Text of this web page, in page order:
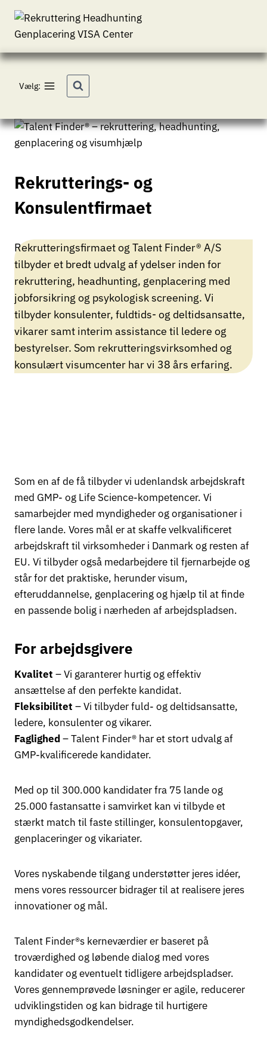
Fortsæt
indhold
Vælg:
Rekrutterings- og
Konsulentfirmaet
Rekrutteringsfirmaet og Talent Finder® A/S
tilbyder et bredt udvalg af ydelser inden for
rekruttering, headhunting, genplacering med
jobforsikring og psykologisk screening. Vi
tilbyder konsulenter, fuldtids- og deltidsansatte,
vikarer samt interim assistance til ledere og
bestyrelser. Som rekrutteringsvirksomhed og
konsulært visumcenter har vi 38 års erfaring.
Som en af de få tilbyder vi udenlandsk arbejdskraft
med GMP- og Life Science-kompetencer. Vi
samarbejder med myndigheder og organisationer i
flere lande. Vores mål er at skaffe velkvalificeret
arbejdskraft til virksomheder i Danmark og resten af
EU. Vi tilbyder også medarbejdere til fjernarbejde og
står for det praktiske, herunder visum,
efteruddannelse, genplacering og hjælp til at finde
en passende bolig i nærheden af arbejdspladsen.
For arbejdsgivere
Kvalitet – Vi garanterer hurtig og effektiv
ansættelse af den perfekte kandidat.
Fleksibilitet – Vi tilbyder fuld- og deltidsansatte,
ledere, konsulenter og vikarer.
Faglighed– Talent Finder® har et stort udvalg af
GMP-kvalificerede kandidater.
Med op til 300.000 kandidater fra 75 lande og
25.000 fastansatte i samvirket kan vi tilbyde et
stærkt match til faste stillinger, konsulentopgaver,
genplaceringer og vikariater.
Vores nyskabende tilgang understøtter jeres idéer,
mens vores ressourcer bidrager til at realisere jeres
innovationer og mål.
Talent Finder®s kerneværdier er baseret på
troværdighed og løbende dialog med vores
kandidater og eventuelt tidligere arbejdspladser.
Vores gennemprøvede løsninger er agile, reducerer
udviklingstiden og kan bidrage til hurtigere
myndighedsgodkendelser.